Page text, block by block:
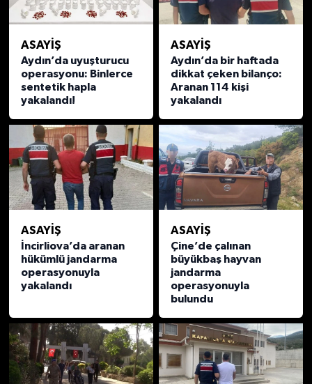
ASAYİŞ
Aydın’da uyuşturucu
operasyonu: Binlerce
sentetik hapla
yakalandı!
ASAYİŞ
Aydın’da bir haftada
dikkat çeken bilanço:
Aranan 114 kişi
yakalandı
ASAYİŞ
İncirliova’da aranan
hükümlü jandarma
operasyonuyla
yakalandı
ASAYİŞ
Çine’de çalınan
büyükbaş hayvan
jandarma
operasyonuyla
bulundu